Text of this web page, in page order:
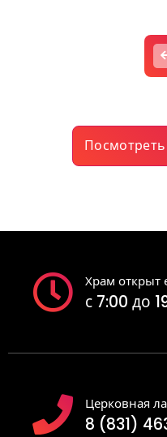
Храм открыт
с 7:00 до
Церковная
8 (831)